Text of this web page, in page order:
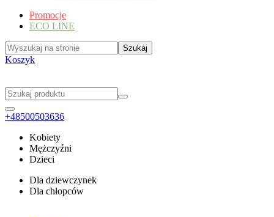
Promocje
ECO LINE
Koszyk
+48500503636
Kobiety
Mężczyźni
Dzieci
Dla dziewczynek
Dla chłopców